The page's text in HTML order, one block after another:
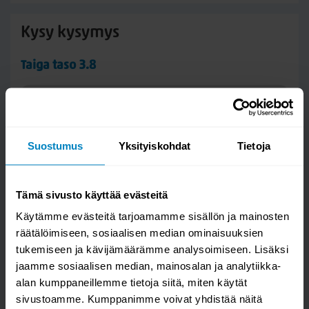
Suostumus Yksityiskohdat Tietoja
Tämä sivusto käyttää evästeitä
Käytämme evästeitä tarjoamamme sisällön ja mainosten
räätälöimiseen, sosiaalisen median ominaisuuksien
tukemiseen ja kävijämäärämme analysoimiseen. Lisäksi
jaamme sosiaalisen median, mainosalan ja analytiikka-
alan kumppaneillemme tietoja siitä, miten käytät
sivustoamme. Kumppanimme voivat yhdistää näitä
Kysy kysymys
Taiga taso 3.8
Kysymys/vastaus saa näkyä muille